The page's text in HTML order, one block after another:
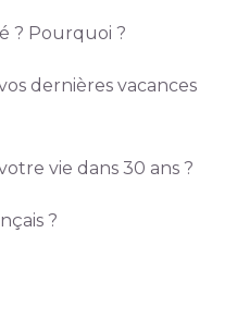
? Pourquoi ?
dernières vacances
vie dans 30 ans ?
?